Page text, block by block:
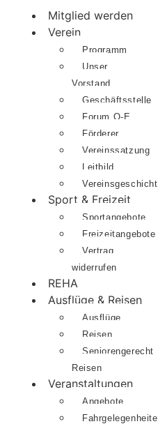
Mitglied werden
Verein
Programm
Unser
Vorstand
Geschäftsstelle
Forum O-E
Förderer
Vereinssatzung
Leitbild
Sport & Freizeit
Sportangebote
Freizeitangebote
Vertrag
widerrufen
REHA
Ausflüge & Reisen
Ausflüge
Reisen
Seniorengerecht
Reisen
Veranstaltungen
Angebote